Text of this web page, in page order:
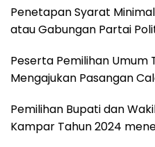
Penetapan Syarat
atau Gabungan Partai
Peserta Pemilihan Umum
Mengajukan Pasangan
Pemilihan Bupati dan
Kampar Tahun 2024